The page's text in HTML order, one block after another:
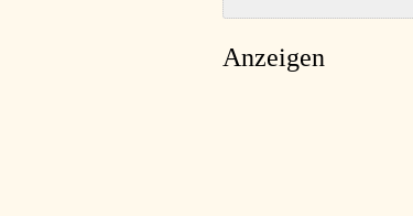
Anzeigen